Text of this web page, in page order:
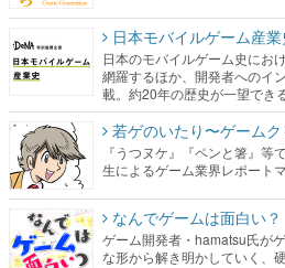
日本モバイルゲーム産業
日本のモバイルゲーム史にお
網羅するほか、開発者へのイ
載。約20年の歴史が一望でき
若ゲのいたり〜ゲーム
『うつヌケ』『ペンと箸』等
生によるゲーム業界レポートマ
なんでゲームは面白い？
ゲーム開発者・hamatsu氏が
な形から解き明かしていく、